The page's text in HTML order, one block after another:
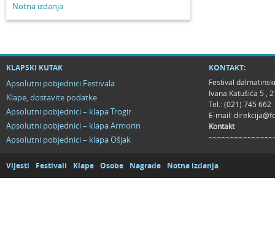
Notna izdanja
KLAPSKI KUTAK
Apsolutni pobjednici Festivala
Klape, dostavite podatke
Apsolutni pobjednici – klapa Trogir
Apsolutni pobjednici – klapa Armorin
Apsolutni pobjednici – klapa Ošjak
KONTAKT:
Festival
Ivana Katušića 5 ,
Tel.: (021) 745 662
E-mail:
Kontakt
Vijesti Festivali Klape Osobe Nagrade Notna izdanja